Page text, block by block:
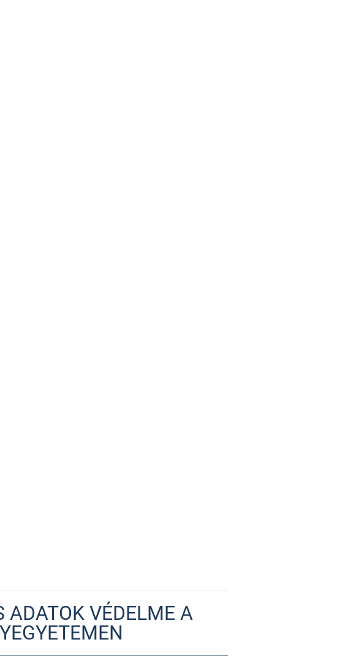
ADATOK VÉDELME A